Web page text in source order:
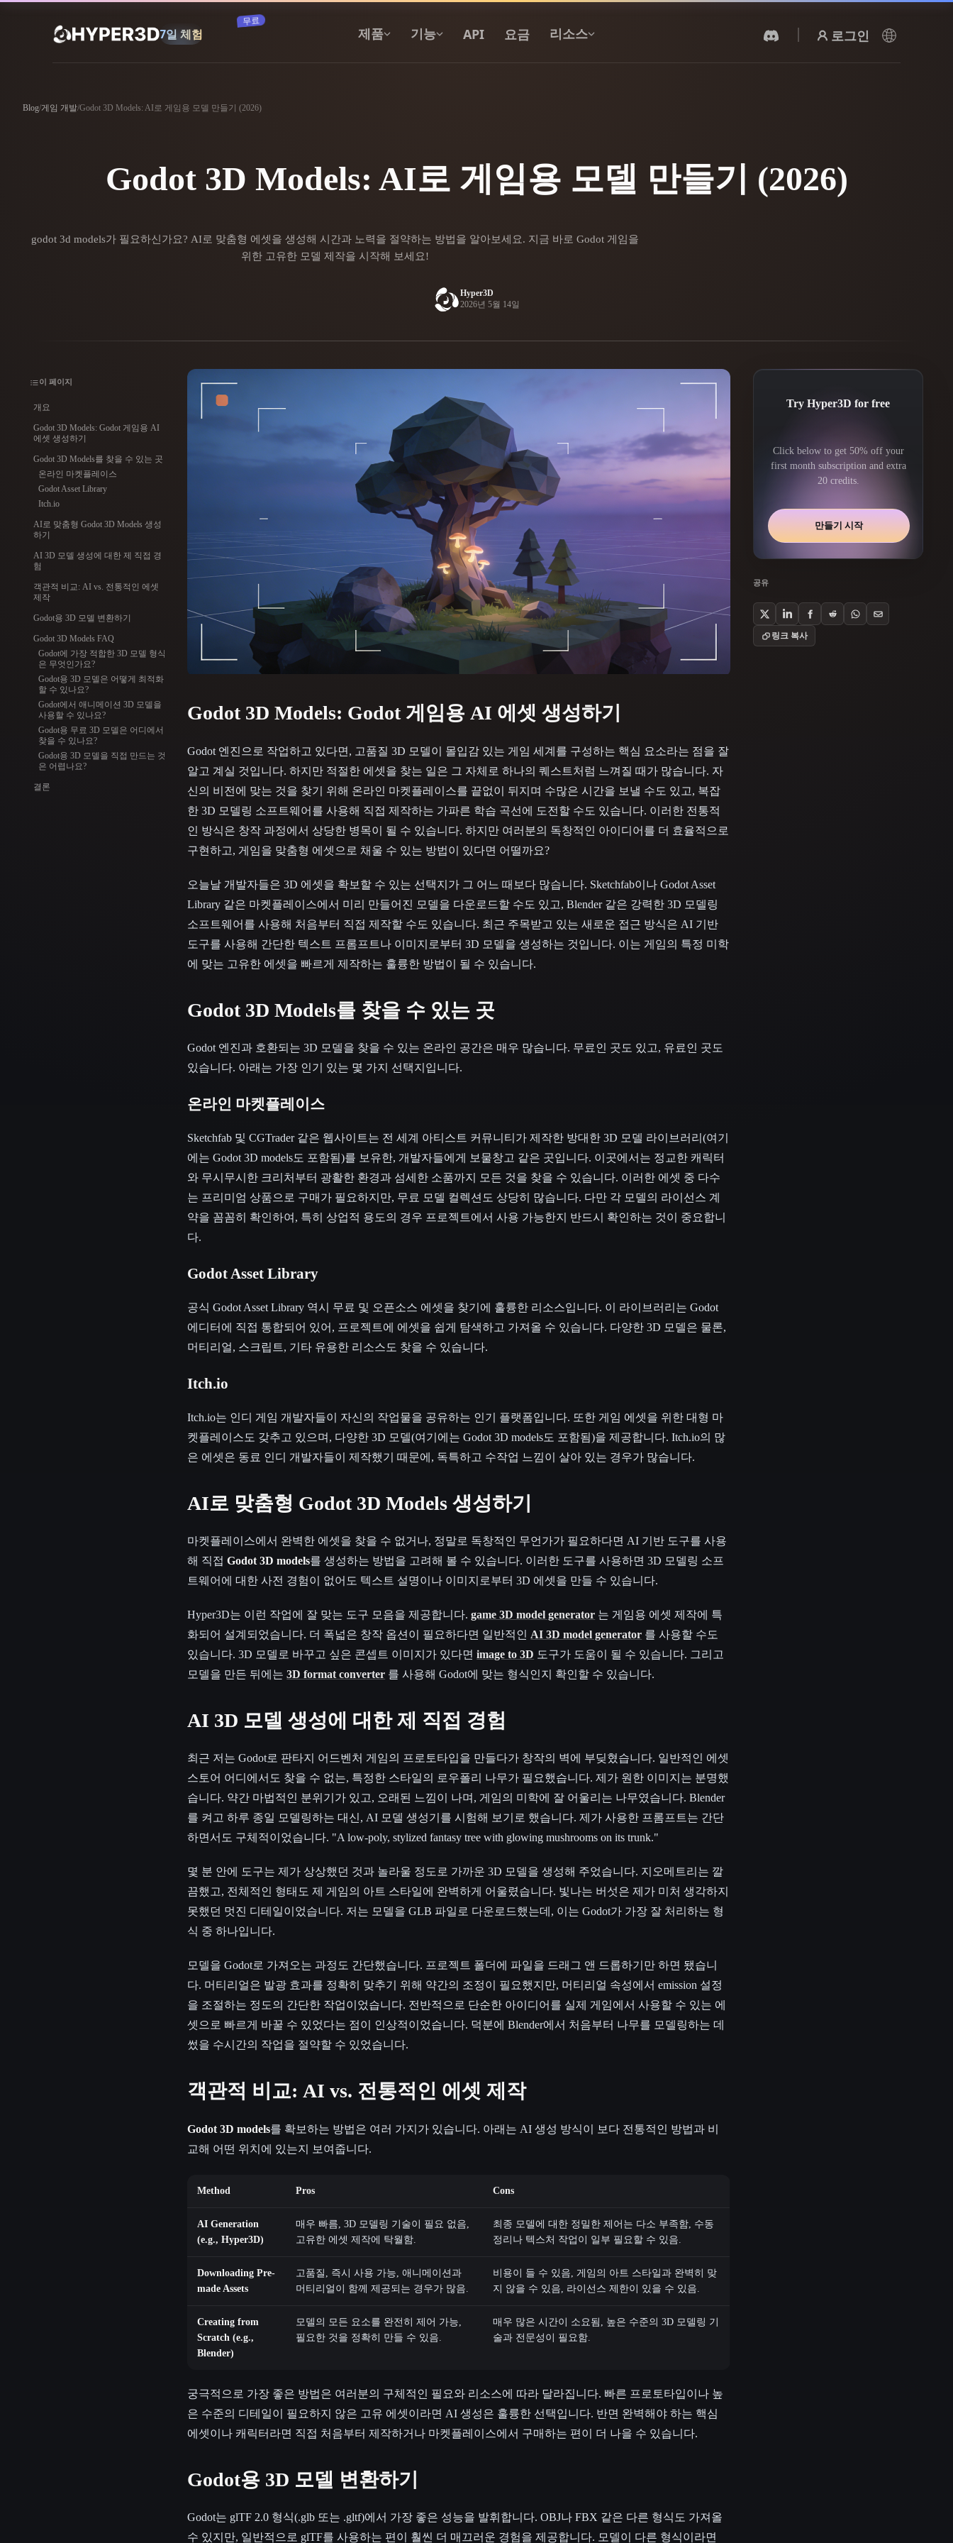
구독 제품 기능 API 요금 리소스 로그인
요.
AI 이미지 생성기 API
OmniCraft
SVG to 3D 변환기
Game
Automotive
NFT Creation
Character
Jewelry
Design
플러그인
Blender 3DS Max ComfyUI
스타일
Abstract Anime Cel-Shaded Fantasy Flat Gothic
Hand-Painted Isometric Low Poly Medieval
Organic Pixel Art Realistic
Blog/게임 개발/Godot 3D Models: AI로 게임용 모델 만들기 (2026)
Godot 3D Models: AI로 게임용 모델 만들기 (2026)
godot 3d models가 필요하신가요? AI로 맞춤형 에셋을 생성해 시간과 노력을 절약하는 방법을 알아보세요. 지금 바로 Godot 게임을
위한 고유한 모델 제작을 시작해 보세요!
Hyper3D
2026년 5월 14일
이 페이지
개요
Godot 3D Models: Godot 게임용 AI
에셋 생성하기
Godot 3D Models를 찾을 수 있는 곳
온라인 마켓플레이스
Godot Asset Library
Itch.io
AI로 맞춤형 Godot 3D Models 생성
하기
AI 3D 모델 생성에 대한 제 직접 경
험
객관적 비교: AI vs. 전통적인 에셋
제작
Godot용 3D 모델 변환하기
Godot 3D Models FAQ
Godot에 가장 적합한 3D 모델 형식
은 무엇인가요?
Godot용 3D 모델은 어떻게 최적화
할 수 있나요?
Godot에서 애니메이션 3D 모델을
사용할 수 있나요?
Godot용 무료 3D 모델은 어디에서
찾을 수 있나요?
Godot용 3D 모델을 직접 만드는 것
은 어렵나요?
결론
Godot 3D Models: Godot 게임용 AI 에셋 생성하기
Godot 엔진으로 작업하고 있다면, 고품질 3D 모델이 몰입감 있는 게임 세계를 구성하는 핵심 요소라는 점을 잘
알고 계실 것입니다. 하지만 적절한 에셋을 찾는 일은 그 자체로 하나의 퀘스트처럼 느껴질 때가 많습니다. 자
신의 비전에 맞는 것을 찾기 위해 온라인 마켓플레이스를 끝없이 뒤지며 수많은 시간을 보낼 수도 있고, 복잡
한 3D 모델링 소프트웨어를 사용해 직접 제작하는 가파른 학습 곡선에 도전할 수도 있습니다. 이러한 전통적
인 방식은 창작 과정에서 상당한 병목이 될 수 있습니다. 하지만 여러분의 독창적인 아이디어를 더 효율적으로
구현하고, 게임을 맞춤형 에셋으로 채울 수 있는 방법이 있다면 어떨까요?
오늘날 개발자들은 3D 에셋을 확보할 수 있는 선택지가 그 어느 때보다 많습니다. Sketchfab이나 Godot Asset
Library 같은 마켓플레이스에서 미리 만들어진 모델을 다운로드할 수도 있고, Blender 같은 강력한 3D 모델링
소프트웨어를 사용해 처음부터 직접 제작할 수도 있습니다. 최근 주목받고 있는 새로운 접근 방식은 AI 기반
도구를 사용해 간단한 텍스트 프롬프트나 이미지로부터 3D 모델을 생성하는 것입니다. 이는 게임의 특정 미학
에 맞는 고유한 에셋을 빠르게 제작하는 훌륭한 방법이 될 수 있습니다.
Godot 3D Models를 찾을 수 있는 곳
Godot 엔진과 호환되는 3D 모델을 찾을 수 있는 온라인 공간은 매우 많습니다. 무료인 곳도 있고, 유료인 곳도
있습니다. 아래는 가장 인기 있는 몇 가지 선택지입니다.
온라인 마켓플레이스
Sketchfab 및 CGTrader 같은 웹사이트는 전 세계 아티스트 커뮤니티가 제작한 방대한 3D 모델 라이브러리(여기
에는 Godot 3D models도 포함됨)를 보유한, 개발자들에게 보물창고 같은 곳입니다. 이곳에서는 정교한 캐릭터
와 무시무시한 크리처부터 광활한 환경과 섬세한 소품까지 모든 것을 찾을 수 있습니다. 이러한 에셋 중 다수
는 프리미엄 상품으로 구매가 필요하지만, 무료 모델 컬렉션도 상당히 많습니다. 다만 각 모델의 라이선스 계
약을 꼼꼼히 확인하여, 특히 상업적 용도의 경우 프로젝트에서 사용 가능한지 반드시 확인하는 것이 중요합니
다.
Godot Asset Library
공식 Godot Asset Library 역시 무료 및 오픈소스 에셋을 찾기에 훌륭한 리소스입니다. 이 라이브러리는 Godot
에디터에 직접 통합되어 있어, 프로젝트에 에셋을 쉽게 탐색하고 가져올 수 있습니다. 다양한 3D 모델은 물론,
머티리얼, 스크립트, 기타 유용한 리소스도 찾을 수 있습니다.
Itch.io
Itch.io는 인디 게임 개발자들이 자신의 작업물을 공유하는 인기 플랫폼입니다. 또한 게임 에셋을 위한 대형 마
켓플레이스도 갖추고 있으며, 다양한 3D 모델(여기에는 Godot 3D models도 포함됨)을 제공합니다. Itch.io의 많
은 에셋은 동료 인디 개발자들이 제작했기 때문에, 독특하고 수작업 느낌이 살아 있는 경우가 많습니다.
AI로 맞춤형 Godot 3D Models 생성하기
마켓플레이스에서 완벽한 에셋을 찾을 수 없거나, 정말로 독창적인 무언가가 필요하다면 AI 기반 도구를 사용
해 직접Godot 3D models를 생성하는 방법을 고려해 볼 수 있습니다. 이러한 도구를 사용하면 3D 모델링 소프
트웨어에 대한 사전 경험이 없어도 텍스트 설명이나 이미지로부터 3D 에셋을 만들 수 있습니다.
Hyper3D는 이런 작업에 잘 맞는 도구 모음을 제공합니다.game 3D model generator 는 게임용 에셋 제작에 특
화되어 설계되었습니다. 더 폭넓은 창작 옵션이 필요하다면 일반적인 AI 3D model generator 를 사용할 수도
있습니다. 3D 모델로 바꾸고 싶은 콘셉트 이미지가 있다면image to 3D 도구가 도움이 될 수 있습니다. 그리고
모델을 만든 뒤에는3D format converter 를 사용해 Godot에 맞는 형식인지 확인할 수 있습니다.
AI 3D 모델 생성에 대한 제 직접 경험
최근 저는 Godot로 판타지 어드벤처 게임의 프로토타입을 만들다가 창작의 벽에 부딪혔습니다. 일반적인 에셋
스토어 어디에서도 찾을 수 없는, 특정한 스타일의 로우폴리 나무가 필요했습니다. 제가 원한 이미지는 분명했
습니다. 약간 마법적인 분위기가 있고, 오래된 느낌이 나며, 게임의 미학에 잘 어울리는 나무였습니다. Blender
를 켜고 하루 종일 모델링하는 대신, AI 모델 생성기를 시험해 보기로 했습니다. 제가 사용한 프롬프트는 간단
하면서도 구체적이었습니다. "A low-poly, stylized fantasy tree with glowing mushrooms on its trunk."
몇 분 안에 도구는 제가 상상했던 것과 놀라울 정도로 가까운 3D 모델을 생성해 주었습니다. 지오메트리는 깔
끔했고, 전체적인 형태도 제 게임의 아트 스타일에 완벽하게 어울렸습니다. 빛나는 버섯은 제가 미처 생각하지
못했던 멋진 디테일이었습니다. 저는 모델을 GLB 파일로 다운로드했는데, 이는 Godot가 가장 잘 처리하는 형
식 중 하나입니다.
모델을 Godot로 가져오는 과정도 간단했습니다. 프로젝트 폴더에 파일을 드래그 앤 드롭하기만 하면 됐습니
다. 머티리얼은 발광 효과를 정확히 맞추기 위해 약간의 조정이 필요했지만, 머티리얼 속성에서 emission 설정
을 조절하는 정도의 간단한 작업이었습니다. 전반적으로 단순한 아이디어를 실제 게임에서 사용할 수 있는 에
셋으로 빠르게 바꿀 수 있었다는 점이 인상적이었습니다. 덕분에 Blender에서 처음부터 나무를 모델링하는 데
썼을 수시간의 작업을 절약할 수 있었습니다.
객관적 비교: AI vs. 전통적인 에셋 제작
Godot 3D models를 확보하는 방법은 여러 가지가 있습니다. 아래는 AI 생성 방식이 보다 전통적인 방법과 비
교해 어떤 위치에 있는지 보여줍니다.
Method Pros Cons
AI Generation
(e.g., Hyper3D)
매우 빠름, 3D 모델링 기술이 필요 없음,
고유한 에셋 제작에 탁월함.
최종 모델에 대한 정밀한 제어는 다소 부족함, 수동
정리나 텍스처 작업이 일부 필요할 수 있음.
Downloading Pre-
made Assets
고품질, 즉시 사용 가능, 애니메이션과
머티리얼이 함께 제공되는 경우가 많음.
비용이 들 수 있음, 게임의 아트 스타일과 완벽히 맞
지 않을 수 있음, 라이선스 제한이 있을 수 있음.
Creating from
Scratch (e.g.,
Blender)
모델의 모든 요소를 완전히 제어 가능,
필요한 것을 정확히 만들 수 있음.
매우 많은 시간이 소요됨, 높은 수준의 3D 모델링 기
술과 전문성이 필요함.
궁극적으로 가장 좋은 방법은 여러분의 구체적인 필요와 리소스에 따라 달라집니다. 빠른 프로토타입이나 높
은 수준의 디테일이 필요하지 않은 고유 에셋이라면 AI 생성은 훌륭한 선택입니다. 반면 완벽해야 하는 핵심
에셋이나 캐릭터라면 직접 처음부터 제작하거나 마켓플레이스에서 구매하는 편이 더 나을 수 있습니다.
Godot용 3D 모델 변환하기
Godot는 glTF 2.0 형식(.glb 또는 .gltf)에서 가장 좋은 성능을 발휘합니다. OBJ나 FBX 같은 다른 형식도 가져올
수 있지만, 일반적으로 glTF를 사용하는 편이 훨씬 더 매끄러운 경험을 제공합니다. 모델이 다른 형식이라면
Try Hyper3D for free
Click below to get 50% off your
first month subscription and extra
20 credits.
만들기 시작
공유
링크 복사